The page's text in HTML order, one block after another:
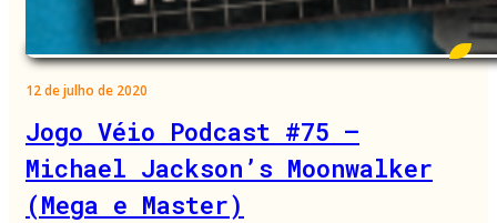
12 de julho de 2020
Jogo Véio Podcast #75 –
Michael Jackson’s Moonwalker
(Mega e Master)